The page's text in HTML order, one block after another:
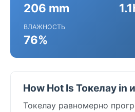
206 mm
ВЛАЖНОСТЬ
76%
How Hot Is Токелау in
Токелау равномерно